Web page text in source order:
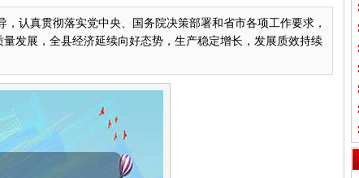
认真贯彻落实党中央、国务院决策部署和省市各项工作要求，
发展，全县经济延续向好态势，生产稳定增长，发展质效持续